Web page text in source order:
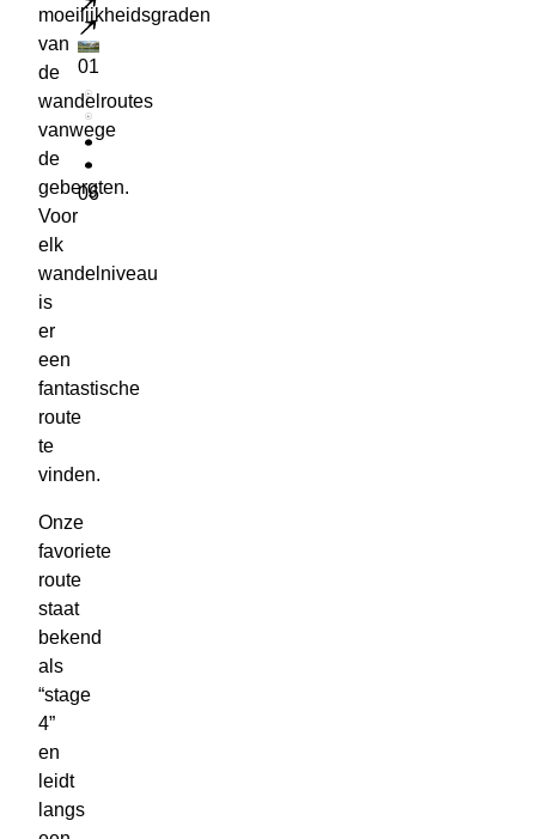
moeilijkheidsgraden
van
de
wandelroutes
vanwege
de
gebergten.
Voor
elk
wandelniveau
is
er
een
fantastische
route
te
vinden.
Onze
favoriete
route
staat
bekend
als
“stage
4”
en
leidt
langs
Lees meer
01
Vorige slide
Volgende slide
06